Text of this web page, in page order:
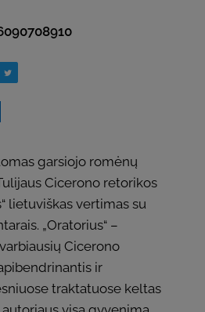
garsiojo romėnų
Cicerono retorikos
lietuviškas vertimas su
„Oratorius“ –
Cicerono
ir
traktatuose keltas